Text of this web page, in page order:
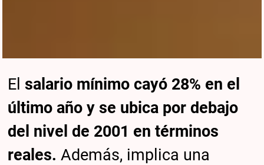
Elsalario mínimo cayó 28% en el
último año y se ubica por debajo
del nivel de 2001 en términos
reales. Además, implica una